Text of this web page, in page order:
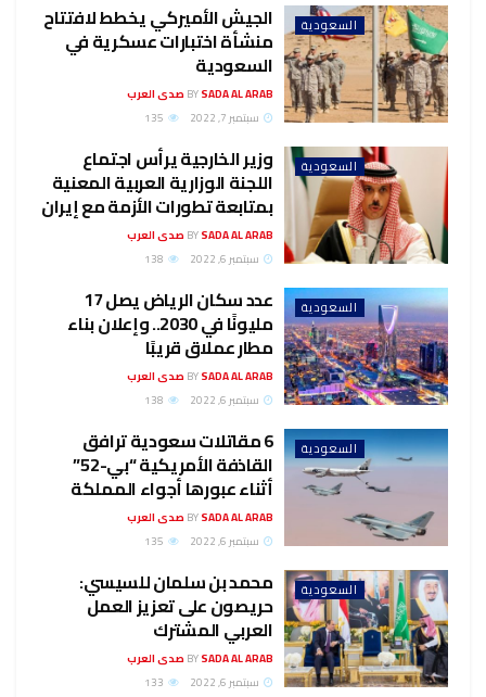
السعودية الجيش الأميركي يخطط لافتتاح
منشأة اختبارات عسكرية في
السعودية
BYSADA AL ARAB صدى العرب
سبتمبر 7, 2022
السعودية وزير الخارجية يرأس اجتماع
اللجنة الوزارية العربية المعنية
بمتابعة تطورات الأزمة مع إيران
BYSADA AL ARAB صدى العرب
سبتمبر 6, 2022
السعودية عدد سكان الرياض يصل 17
مليونًا في 2030.. وإعلان بناء
مطار عملاق قريبًا
BYSADA AL ARAB صدى العرب
سبتمبر 6, 2022
السعودية 6 مقاتلات سعودية ترافق
القاذفة الأمريكية “بي-52”
أثناء عبورها أجواء المملكة
BYSADA AL ARAB صدى العرب
سبتمبر 6, 2022
السعودية محمد بن سلمان للسيسي:
حريصون على تعزيز العمل
العربي المشترك
BYSADA AL ARAB صدى العرب
سبتمبر 6, 2022